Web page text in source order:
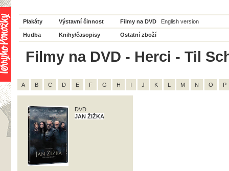
Plakáty Výstavní činnost Filmy na DVD English version
Hudba Knihy/časopisy Ostatní zboží
Filmy na DVD - Herci - Til
A B C D E F G H I J K L M N O P
DVD
JAN ŽIŽKA